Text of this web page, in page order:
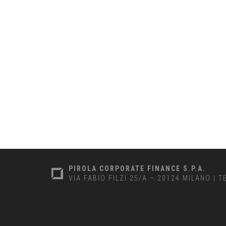
PIROLA CORPORATE FINANCE S.P.A.
VIA FABIO FILZI 25/A – 20124 MILANO